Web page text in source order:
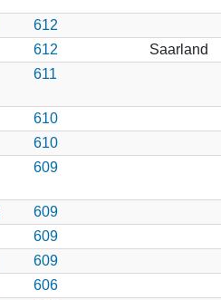
612
612
Saarland
611
610
610
609
609
609
609
606